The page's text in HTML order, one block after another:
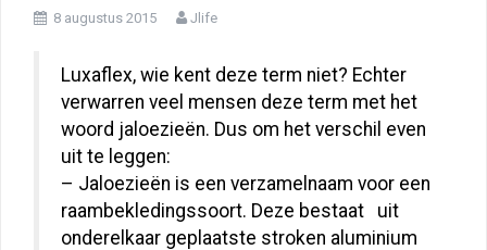
8 augustus 2015 Jlife
Luxaflex, wie kent deze term niet? Echter
verwarren veel mensen deze term met het
woord jaloezieën. Dus om het verschil even
uit te leggen:
– Jaloezieën is een verzamelnaam voor een
raambekledingssoort. Deze bestaat uit
onderelkaar geplaatste stroken aluminium